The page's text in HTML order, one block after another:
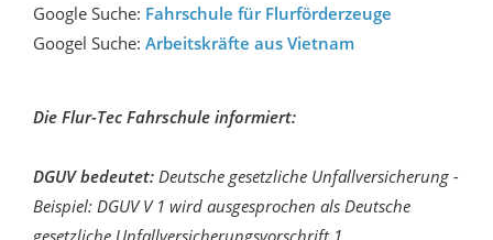
Google Suche: Fahrschule für Flurförderzeuge
Googel Suche: Arbeitskräfte aus Vietnam
Die Flur-Tec Fahrschule informiert:
DGUV bedeutet: Deutsche gesetzliche Unfallversicherung -
Beispiel: DGUV V 1 wird ausgesprochen als Deutsche